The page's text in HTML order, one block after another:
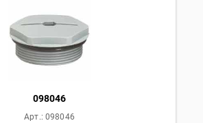
098046
Арт.: 098046